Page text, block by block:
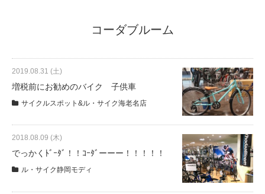
盗難保証
コーダブルーム
2019.08.31 (土)
増税前にお勧めのバイク 子供車
サイクルスポット&ル・サイク海老名店
2018.08.09 (木)
でっかくﾄﾞｰﾀﾞ！！ｺｰﾀﾞーーー！！！！！
ル・サイク静岡モディ